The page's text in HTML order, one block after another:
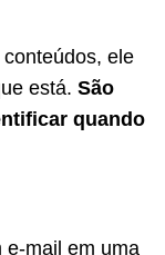
ele
está. São
quando
e-mail em uma